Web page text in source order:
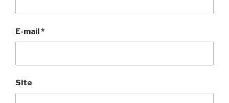
E-mail*
Site